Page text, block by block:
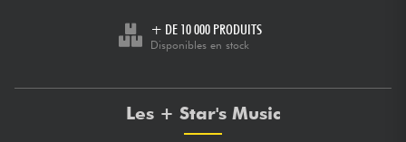
+ DE 10 000 PRODUITS
Disponibles en stock
Les + Star's Music